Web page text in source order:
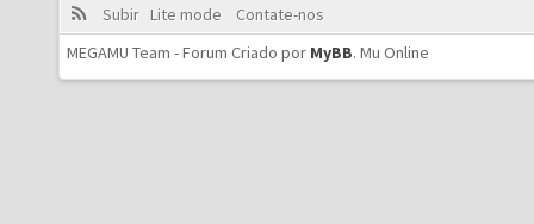
Subir Lite mode
Contate-nos
MEGAMU Team - Forum Criado por MyBB. Mu Online